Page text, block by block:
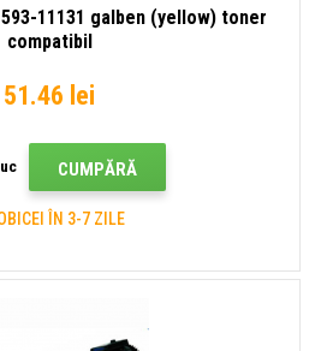
593-11131 galben (yellow) toner
compatibil
51.46 lei
CUMPĂRĂ
ÎN 3-7 ZILE